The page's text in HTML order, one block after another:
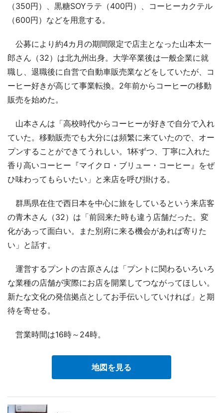
（350円）、黒糖SOYラテ（400円）、コーヒーカクテル
（600円）などを用意する。
公募により約4カ月の期間限定で店主となった山本太一
郎さん（32）は北九州出身。大学卒業後は一般企業に就
職し、退職後に自営で自動車販売業などをしていたが、コ
ーヒー好きが高じて事業転換。2年前からコーヒーの移動
販売を始めた。
山本さんは「高校時代からコーヒーが好きで自分で入れ
ていた。移動販売でも大分には頻繁に来ていたので、オー
プンすることができてうれしい。1杯ずつ、丁寧に入れた
香り高いコーヒー『マイクロ・ブリュー・コーヒー』をぜ
ひ味わってもらいたい」と来店を呼び掛ける。
群馬県在住で西日本を中心に旅をしているという来店客
の青木さん（32）は「前回来た時も違う店舗だった。変
化があって面白い。また別府に来る機会があれば寄りた
い」と話す。
運営するプントの古原さんは「プントに関わるいろいろ
な業種の店舗が実際にお店を開業してつながってほしい。
新たな文化の発信拠点としてお手伝いしていければ」と期
待を寄せる。
営業時間は16時～24時。
地図を見る